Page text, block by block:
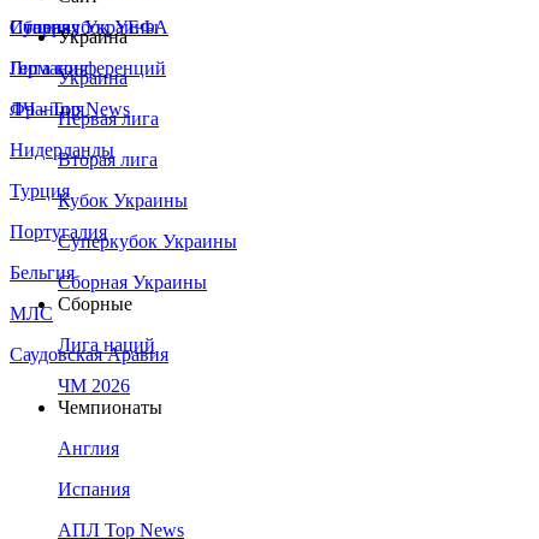
Сборная Украины
Италия
Германия
Франция
Нидерланды
Турция
Португалия
Бельгия
МЛС
Саудовская Аравия
Суперкубок УЕФА
Лига конференций
ЛЧ - Top News
Украина
Украина
Первая лига
Вторая лига
Кубок Украины
Суперкубок Украины
Сборная Украины
Сборные
Лига наций
ЧМ 2026
Чемпионаты
Англия
Испания
АПЛ Top News